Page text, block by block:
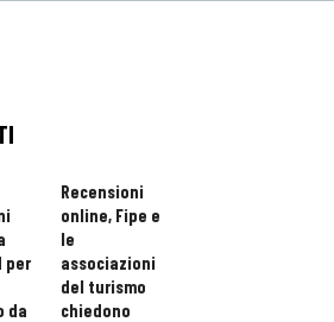
per
da
Recensioni
online, Fipe e
le
associazioni
del turismo
chiedono